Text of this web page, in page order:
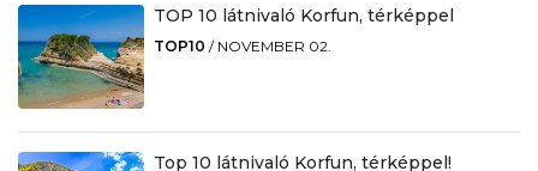
TOP 10 látnivaló Korfun, térképpel
TOP10 / NOVEMBER 02.
Top 10 látnivaló Korfun, térképpel!